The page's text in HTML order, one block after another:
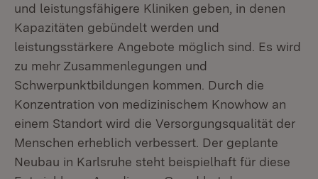
und leistungsfähigere Kliniken geben, in denen
Kapazitäten gebündelt werden und
leistungsstärkere Angebote möglich sind. Es wird
zu mehr Zusammenlegungen und
Schwerpunktbildungen kommen. Durch die
Konzentration von medizinischem Knowhow an
einem Standort wird die Versorgungsqualität der
Menschen erheblich verbessert. Der geplante
Neubau in Karlsruhe steht beispielhaft für diese